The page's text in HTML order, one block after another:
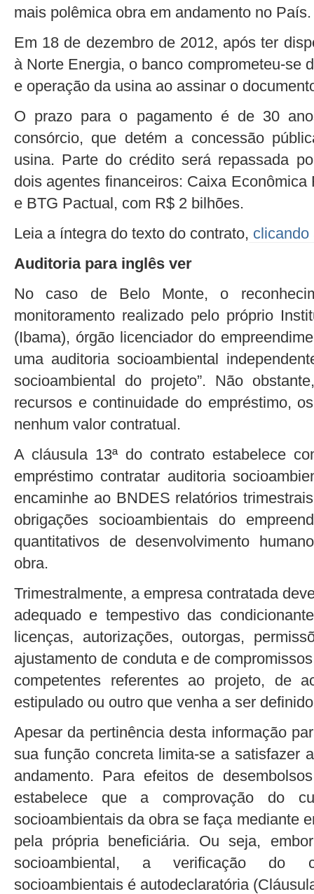
mais polêmica obra em andamento no País.
Em 18 de dezembro de 2012, após ter
à Norte Energia, o banco comprometeu-se
e operação da usina ao assinar o
O prazo para o pagamento é de 30
consórcio, que detém a concessão
usina. Parte do crédito será repassada
dois agentes financeiros: Caixa
e BTG Pactual, com R$ 2 bilhões.
Leia a íntegra do texto do contrato, clicando
Auditoria para inglês ver
No caso de Belo Monte, o
monitoramento realizado pelo próprio
(Ibama), órgão licenciador do
uma auditoria socioambiental
socioambiental do projeto”. Não
recursos e continuidade do empréstimo,
nenhum valor contratual.
A cláusula 13ª do contrato estabelece
empréstimo contratar auditoria
encaminhe ao BNDES relatórios
obrigações socioambientais do
quantitativos de desenvolvimento
obra.
Trimestralmente, a empresa contratada
adequado e tempestivo das
licenças, autorizações, outorgas,
ajustamento de conduta e de
competentes referentes ao projeto, de
estipulado ou outro que venha a ser
Apesar da pertinência desta informação
sua função concreta limita-se a satisfazer
andamento. Para efeitos de
estabelece que a comprovação do
socioambientais da obra se faça mediante
pela própria beneficiária. Ou seja,
socioambiental, a verificação do
socioambientais é autodeclaratória